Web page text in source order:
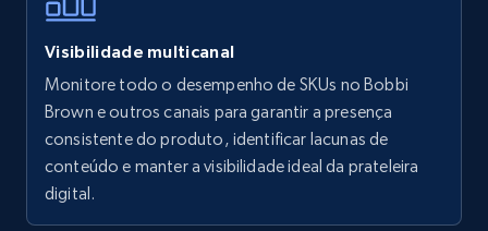
using specific category URL
URL, Final price, Sku, Currency, Gtin,
Specifications, Image urls, Top reviews, and
more.
5.6K+
Visibilidade multicanal
Monitore todo o desempenho de SKUs no Bobbi
Brown e outros canais para garantir a presença
consistente do produto, identificar lacunas de
conteúdo e manter a visibilidade ideal da prateleira
digital.